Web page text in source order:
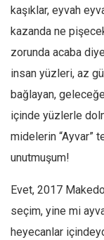
kaşıklar, eyvah
kazanda ne
zorunda acaba
insan yüzleri, az
bağlayan,
içinde yüzlerle
midelerin “Ayvar”
unutmuşum!
Evet, 2017
seçim, yine mi
heyecanlar